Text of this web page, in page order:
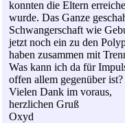
konnten die Eltern
wurde. Das Ganze
Schwangerschaft wie
jetzt noch ein zu den
haben zusammen mit
Was kann ich da für
offen allem gegenüber ist?
Vielen Dank im voraus,
herzlichen Gruß
Oxyd